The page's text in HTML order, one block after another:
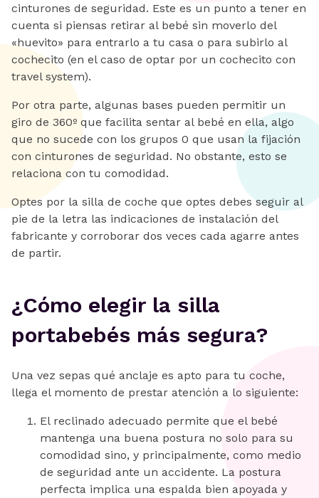
cinturones de seguridad. Este es un punto a tener en
cuenta si piensas retirar al bebé sin moverlo del
«huevito» para entrarlo a tu casa o para subirlo al
cochecito (en el caso de optar por un cochecito con
travel system).
Por otra parte, algunas bases pueden permitir un
giro de 360º que facilita sentar al bebé en ella, algo
que no sucede con los grupos 0 que usan la fijación
con cinturones de seguridad. No obstante, esto se
relaciona con tu comodidad.
Optes por la silla de coche que optes debes seguir al
pie de la letra las indicaciones de instalación del
fabricante y corroborar dos veces cada agarre antes
de partir.
¿Cómo elegir la silla
portabebés más segura?
Una vez sepas qué anclaje es apto para tu coche,
llega el momento de prestar atención a lo siguiente:
El reclinado adecuado permite que el bebé
mantenga una buena postura no solo para su
comodidad sino, y principalmente, como medio
de seguridad ante un accidente. La postura
perfecta implica una espalda bien apoyada y